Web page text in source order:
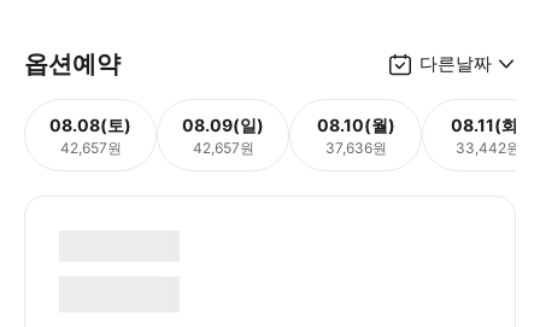
옵션예약 다른날짜
08.08(토)
42,657원
08.09(일)
42,657원
08.10(월)
37,636원
08.11(화)
33,442원